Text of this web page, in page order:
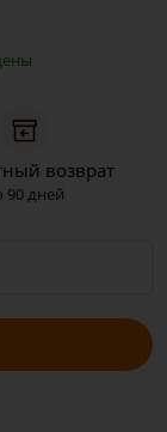
возврат
90 дней